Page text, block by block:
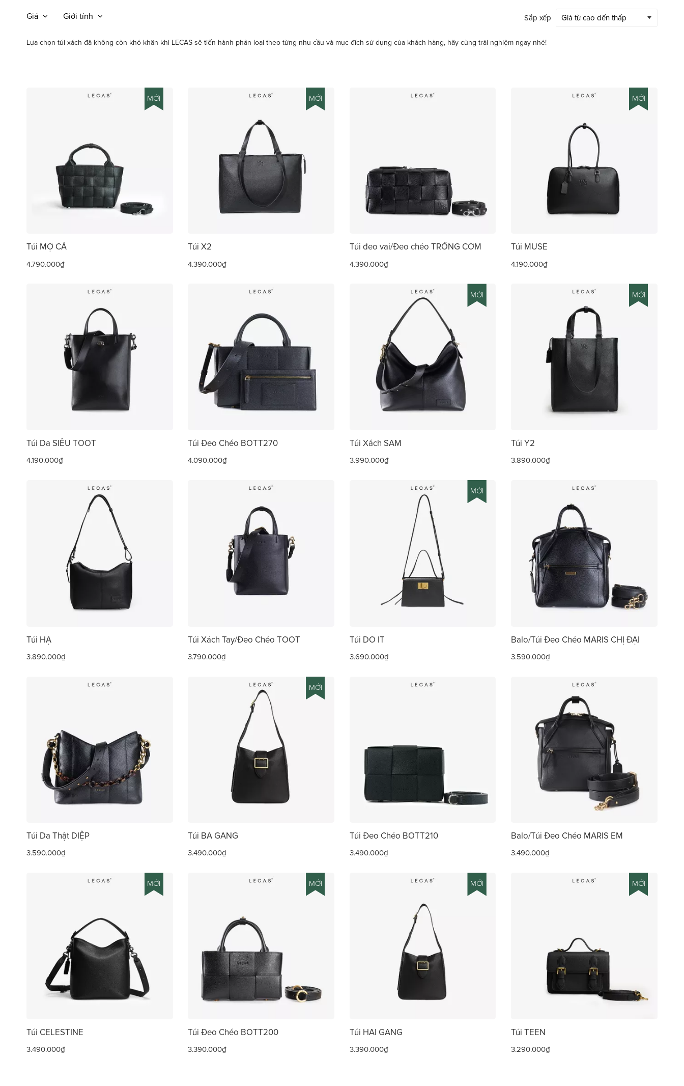
Giá Giới tính Sắp xếp
Lựa chọn túi xách đã không còn khó khăn khi LECAS sẽ tiến hành phân loại theo từng nhu cầu và mục đích sử dụng của khách hàng, hãy cùng trải nghiệm ngay nhé!
MỚI
Túi MỢ CẢ
4.790.000₫
MỚI
Túi X2
4.390.000₫
Túi đeo vai/Đeo chéo TRỐNG CƠM
4.390.000₫
MỚI
Túi MUSE
4.190.000₫
Túi Da SIÊU TOOT
4.190.000₫
Túi Đeo Chéo BOTT270
4.090.000₫
MỚI
Túi Xách SAM
3.990.000₫
MỚI
Túi Y2
3.890.000₫
Túi HẠ
3.890.000₫
Túi Xách Tay/Đeo Chéo TOOT
3.790.000₫
MỚI
Túi DO IT
3.690.000₫
Balo/Túi Đeo Chéo MARIS CHỊ ĐẠI
3.590.000₫
Túi Da Thật DIỆP
3.590.000₫
MỚI
Túi BA GANG
3.490.000₫
Túi Đeo Chéo BOTT210
3.490.000₫
Balo/Túi Đeo Chéo MARIS EM
3.490.000₫
MỚI
Túi CELESTINE
3.490.000₫
MỚI
Túi Đeo Chéo BOTT200
3.390.000₫
MỚI
Túi HAI GANG
3.390.000₫
MỚI
Túi TEEN
3.290.000₫